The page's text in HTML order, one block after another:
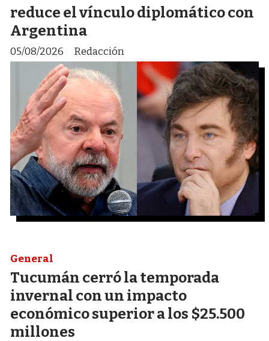
reduce el vínculo diplomático con
Argentina
Redacción
05/08/2026
Tucumán cerró la temporada
invernal con un impacto
económico superior a los $25.500
millones
General